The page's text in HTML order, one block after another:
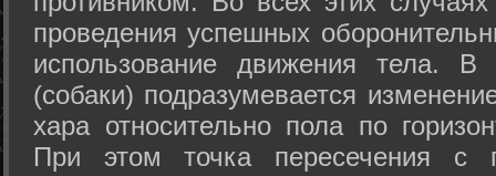
проведения успешных
использование движения тела.
(собаки) подразумевается
хара относительно пола по
При этом точка пересечения с